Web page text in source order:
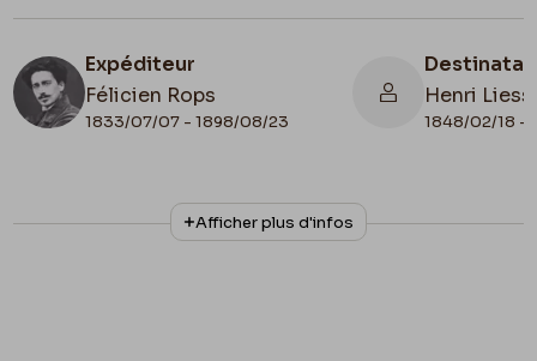
Expéditeur
Félicien Rops
1833/07/07 - 1898/08/23
Henri
1848/02/18 -
N° d'inventaire
III/215/3/21
Collationnage
Autographe
Afficher plus d'infos